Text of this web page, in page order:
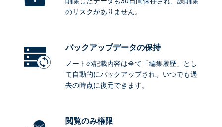
のリスクがありません。
バックアップデータの保持
ノートの記載内容は全て「編集履歴」とし
て自動的にバックアップされ、いつでも過
去の時点に復元できます。
閲覧のみ権限